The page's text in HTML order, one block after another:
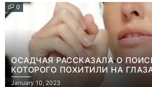
0
ОСАДЧАЯ РАССКАЗАЛА О
КОТОРОГО ПОХИТИЛИ НА
“ОН ВЕСЬ УДАР ПРИНЯЛ НА
January 10, 2023